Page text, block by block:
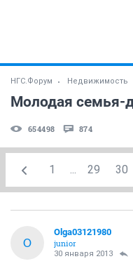
НГС.Форум Недвижимость
654498 874
1 ... 29 30
O
Olga03121980
junior
30 января 2013